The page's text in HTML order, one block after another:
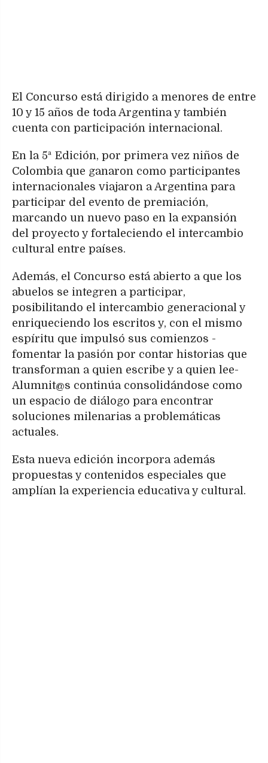
El Concurso está dirigido a menores de entre
10 y 15 años de toda Argentina y también
cuenta con participación internacional.
En la 5ª Edición, por primera vez niños de
Colombia que ganaron como participantes
internacionales viajaron a Argentina para
participar del evento de premiación,
marcando un nuevo paso en la expansión
del proyecto y fortaleciendo el intercambio
cultural entre países.
Además, el Concurso está abierto a que los
abuelos se integren a participar,
posibilitando el intercambio generacional y
enriqueciendo los escritos y, con el mismo
espíritu que impulsó sus comienzos -
fomentar la pasión por contar historias que
transforman a quien escribe y a quien lee-
Alumnit@s continúa consolidándose como
un espacio de diálogo para encontrar
soluciones milenarias a problemáticas
actuales.
Esta nueva edición incorpora además
propuestas y contenidos especiales que
amplían la experiencia educativa y cultural.